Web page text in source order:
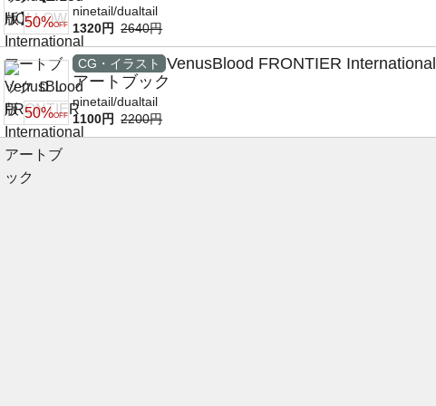
50%OFF
ninetail/dualtail
1320円 2640円
50%OFF
CG・イラスト
VenusBlood FRONTIER International
アートブック
ninetail/dualtail
1100円 2200円